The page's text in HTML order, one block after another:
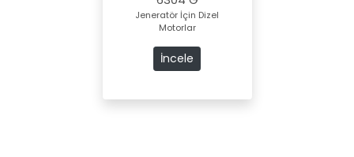
Jeneratör İçin Dizel
Motorlar
İncele